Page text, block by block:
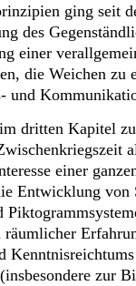
ging seit
des
einer
die Weichen
und
dritten Kapitel
einer
Entwicklung von
räumlicher
zur